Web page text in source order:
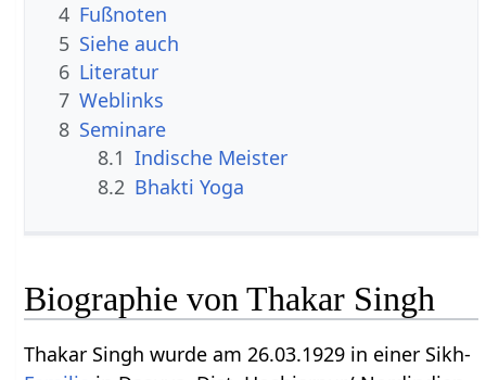
4 Fußnoten
5 Siehe auch
6 Literatur
7 Weblinks
8 Seminare
8.1 Indische Meister
8.2 Bhakti Yoga
Biographie von Thakar Singh
Thakar Singh wurde am 26.03.1929 in einer Sikh-